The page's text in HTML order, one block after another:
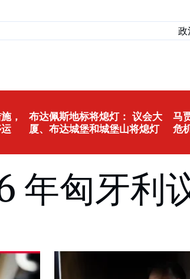
政
，
布达佩斯地标将熄灯： 议会大
厦、布达城堡和城堡山将熄灯
马
危
年匈牙利